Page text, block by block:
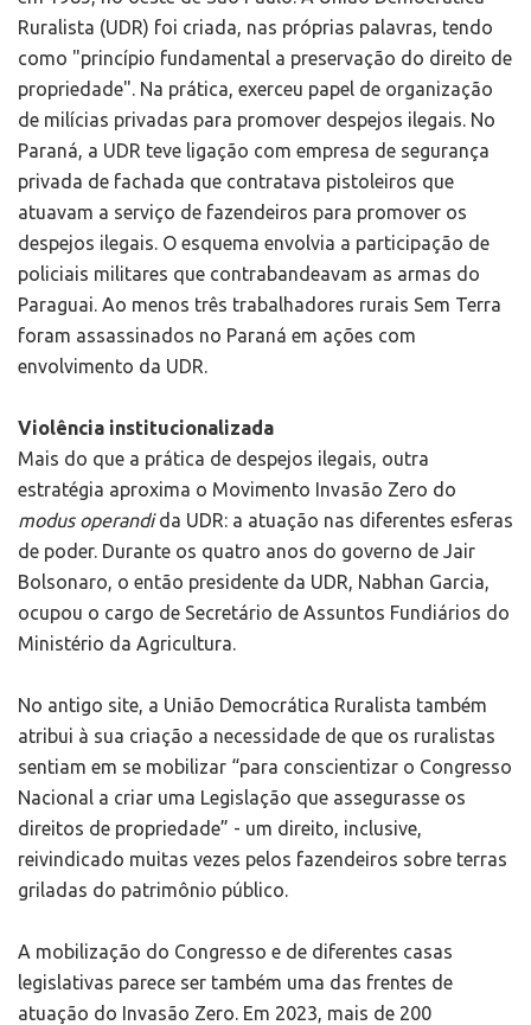
Ruralista (UDR) foi criada, nas próprias palavras, tendo
como "princípio fundamental a preservação do direito de
propriedade". Na prática, exerceu papel de organização
de milícias privadas para promover despejos ilegais. No
Paraná, a UDR teve ligação com empresa de segurança
privada de fachada que contratava pistoleiros que
atuavam a serviço de fazendeiros para promover os
despejos ilegais. O esquema envolvia a participação de
policiais militares que contrabandeavam as armas do
Paraguai. Ao menos três trabalhadores rurais Sem Terra
foram assassinados no Paraná em ações com
envolvimento da UDR.
Violência institucionalizada
Mais do que a prática de despejos ilegais, outra
estratégia aproxima o Movimento Invasão Zero do
modus operandida UDR: a atuação nas diferentes esferas
de poder. Durante os quatro anos do governo de Jair
Bolsonaro, o então presidente da UDR, Nabhan Garcia,
ocupou o cargo de Secretário de Assuntos Fundiários do
Ministério da Agricultura.
No antigo site, a União Democrática Ruralista também
atribui à sua criação a necessidade de que os ruralistas
sentiam em se mobilizar “para conscientizar o Congresso
Nacional a criar uma Legislação que assegurasse os
direitos de propriedade” - um direito, inclusive,
reivindicado muitas vezes pelos fazendeiros sobre terras
griladas do patrimônio público.
A mobilização do Congresso e de diferentes casas
legislativas parece ser também uma das frentes de
atuação do Invasão Zero. Em 2023, mais de 200